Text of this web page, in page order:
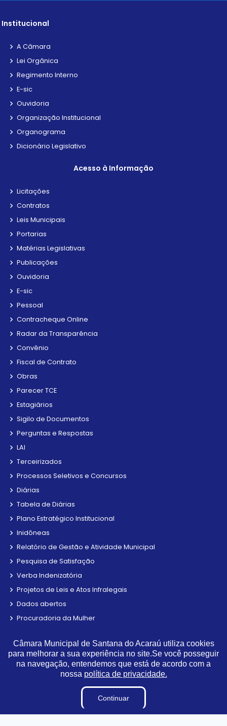
Institucional
A Câmara
Lei Orgânica
Regimento Interno
E-sic
Ouvidoria
Organização Institucional
Organograma
Dicionário Legislativo
Acesso à Informação
Licitações
Contratos
Leis Municipais
Portarias
Matérias Legislativas
Publicações
Ouvidoria
E-sic
Pessoal
Contracheque Online
Radar da Transparência
Convênio
Fiscal de Contrato
Obras
Parecer TCE
Estagiários
Sigilo de Documentos
Perguntas e Respostas
LAI
Terceirizados
Processos Seletivos e Concursos
Diárias
Tabela de Diárias
Plano Estratégico Institucional
Inidôneas
Relatório de Gestão e Atividade Municipal
Pesquisa de Satisfação
Verba Indenizatória
Projetos de Leis e Atos Infralegais
Dados abertos
Procuradoria da Mulher
Carta de Serviços
Links Úteis
Municípios Licitações
Câmara Municipal de Santana do Acaraú utiliza cookies
para melhorar a sua experiência no site.Se você posseguir
na navegação, entendemos que está de acordo com a
nossa política de privacidade.
Continuar